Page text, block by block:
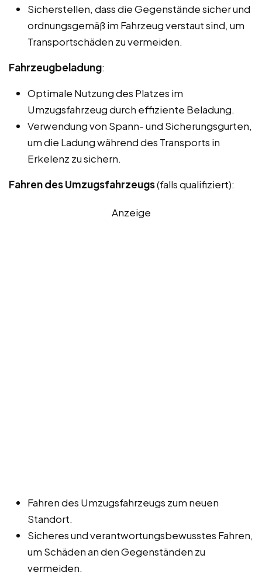
Sicherstellen, dass die Gegenstände sicher und
ordnungsgemäß im Fahrzeug verstaut sind, um
Transportschäden zu vermeiden.
Fahrzeugbeladung:
Optimale Nutzung des Platzes im
Umzugsfahrzeug durch effiziente Beladung.
Verwendung von Spann- und Sicherungsgurten,
um die Ladung während des Transports in
Erkelenz zu sichern.
Fahren des Umzugsfahrzeugs(falls qualifiziert):
Anzeige
Fahren des Umzugsfahrzeugs zum neuen
Standort.
Sicheres und verantwortungsbewusstes Fahren,
um Schäden an den Gegenständen zu
vermeiden.